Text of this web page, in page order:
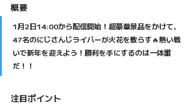
概要
1月2日14:00から配信開始！超豪華景品をかけて、
47名のにじさんじライバーが火花を散らす🔥熱い戦
いで新年を迎えよう！勝利を手にするのは一体誰
だ！！
注目ポイント